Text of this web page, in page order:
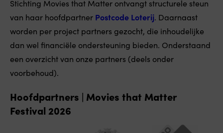
Stichting Movies that Matter ontvangt structurele steun
van haar hoofdpartner Postcode Loterij. Daarnaast
worden per project partners gezocht, die inhoudelijke
dan wel financiële ondersteuning bieden. Onderstaand
een overzicht van onze partners (deels onder
voorbehoud).
Hoofdpartners | Movies that Matter
Festival 2026